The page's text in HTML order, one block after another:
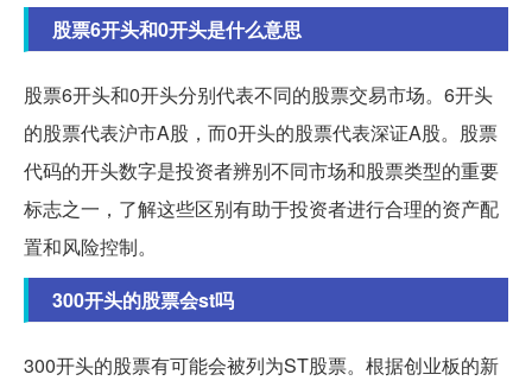
股票6开头和0开头是什么意思
股票6开头和0开头分别代表不同的股票交易市场。6开头
的股票代表沪市A股，而0开头的股票代表深证A股。股票
代码的开头数字是投资者辨别不同市场和股票类型的重要
标志之一，了解这些区别有助于投资者进行合理的资产配
置和风险控制。
300开头的股票会st吗
300开头的股票有可能会被列为ST股票。根据创业板的新